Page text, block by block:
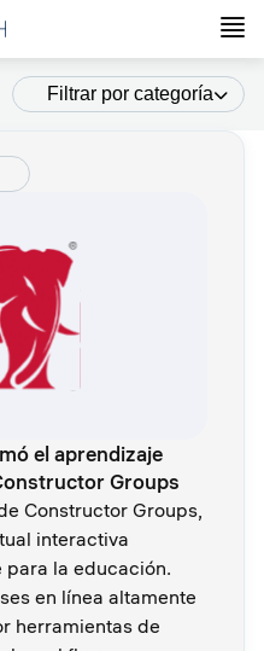
Filtrar por categoría
el aprendizaje
Groups
Constructor Groups,
interactiva
la educación.
en línea altamente
herramientas de